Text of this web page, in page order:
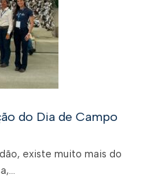
do Dia de Campo
existe muito mais do